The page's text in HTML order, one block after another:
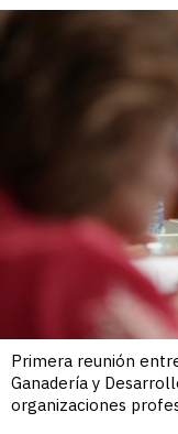
Primera reunión
Ganadería y
organizaciones